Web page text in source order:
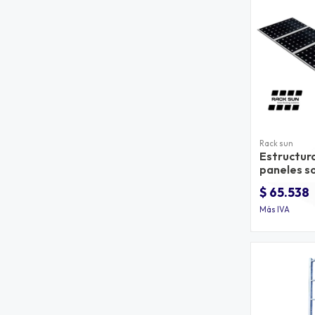
Rack sun
paneles
$ 65.538
Más IVA